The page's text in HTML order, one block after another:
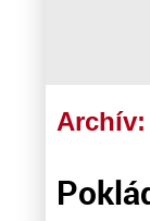
Archív: